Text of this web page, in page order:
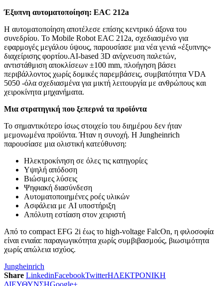
Έξυπνη αυτοματοποίηση: EAC 212a
Η αυτοματοποίηση αποτέλεσε επίσης κεντρικό άξονα του
συνεδρίου. Το Mobile Robot EAC 212a, σχεδιασμένο για
εφαρμογές μεγάλου ύψους, παρουσίασε μια νέα γενιά «έξυπνης»
διαχείρισης φορτίου.AI-based 3D ανίχνευση παλετών,
αντιστάθμιση αποκλίσεων ±100 mm, πλοήγηση βάσει
περιβάλλοντος χωρίς δομικές παρεμβάσεις, συμβατότητα VDA
5050 -όλα σχεδιασμένα για μικτή λειτουργία με ανθρώπους και
χειροκίνητα μηχανήματα.
Μια στρατηγική που ξεπερνά τα προϊόντα
Το σημαντικότερο ίσως στοιχείο του διημέρου δεν ήταν
μεμονωμένα προϊόντα. Ήταν η συνοχή. Η Jungheinrich
παρουσίασε μια ολιστική κατεύθυνση:
Ηλεκτροκίνηση σε όλες τις κατηγορίες
Υψηλή απόδοση
Βιώσιμες λύσεις
Ψηφιακή διασύνδεση
Αυτοματοποιημένες ροές υλικών
Ασφάλεια με AI υποστήριξη
Απόλυτη εστίαση στον χειριστή
Από το compact EFG 2i έως το high-voltage FalcOn, η φιλοσοφία
είναι ενιαία: παραγωγικότητα χωρίς συμβιβασμούς, βιωσιμότητα
χωρίς απώλεια ισχύος.
Jungheinrich
Share LinkedinFacebookTwitterΗΛΕΚΤΡΟΝΙΚΗ
ΔΙΕΥΘΥΝΣΗGoogle+